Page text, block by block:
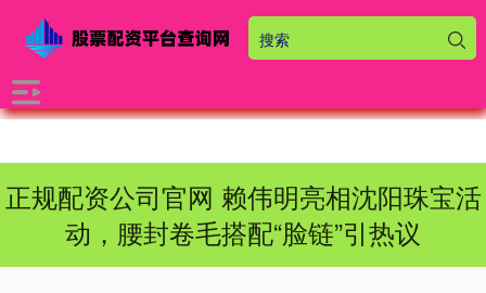
正规配资公司官网 赖伟明亮相沈阳珠宝活
动，腰封卷毛搭配“脸链”引热议